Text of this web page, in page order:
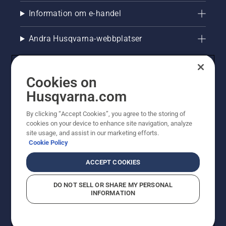
några
centimeter
från
Olja på
att
smörjsystemet
Information om e-handel
Andra Husqvarna-webbplatser
© Husqvarna AB (publ). All rights reserved. Priserna
som visas är rekommenderade cirkapriser. Alla angivna
priser är rekommenderade försäljningspriser (inkl.
moms) om inte produkten är tillgänglig för direkt köp.
CookiepolicyAnvändningsvillkor Sekretessmeddelande
Företagsinformation
Cookies on
Husqvarna.com
By clicking “Accept Cookies”, you agree to the storing of
cookies on your device to enhance site navigation, analyze
site usage, and assist in our marketing efforts.
Cookie Policy
ACCEPT COOKIES
DO NOT SELL OR SHARE MY PERSONAL
INFORMATION